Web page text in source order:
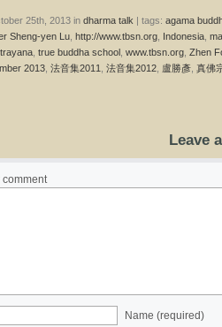
25th, 2013 in dharma talk | tags: agama
Sheng-yen Lu http://www.tbsn.org Indonesia
true buddha school www.tbsn.org Zhen
2013 法音集2011 法音集2012 盧勝彥 真佛
Leave
comment
Name (required)